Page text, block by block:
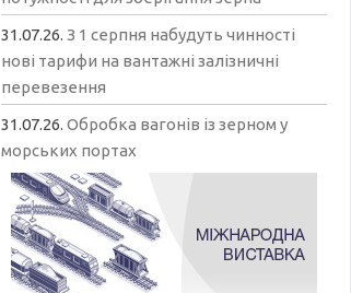
31.07.26.З 1 серпня набудуть чинності
нові тарифи на вантажні залізничні
перевезення
31.07.26.Обробка вагонів із зерном у
морських портах